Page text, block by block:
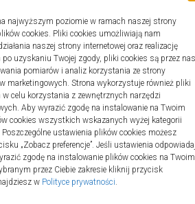
najwyższym poziomie w ramach naszej strony
cookies. Pliki cookies umożliwiają nam
naszej strony internetowej oraz realizację
uzyskaniu Twojej zgody, pliki cookies są przez nas
pomiarów i analiz korzystania ze strony
marketingowych. Strona wykorzystuje również pliki
celu korzystania z zewnętrznych narzędzi
Aby wyrazić zgodę na instalowanie na Twoim
cookies wszystkich wskazanych wyżej kategorii
ustawienia plików cookies możesz
„Zobacz preferencje”. Jeśli ustawienia
zgodę na instalowanie plików cookies na Twoim
przez Ciebie zakresie kliknij przycisk
w Polityce prywatności.